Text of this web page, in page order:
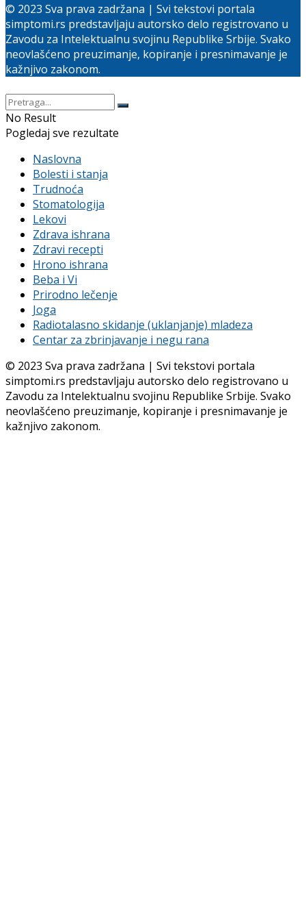
© 2023 Sva prava zadržana | Svi tekstovi portala
simptomi.rs predstavljaju autorsko delo registrovano u
Zavodu za Intelektualnu svojinu Republike Srbije. Svako
neovlašćeno preuzimanje, kopiranje i presnimavanje je
kažnjivo zakonom.
No Result
Pogledaj sve rezultate
Naslovna
Bolesti i stanja
Trudnoća
Stomatologija
Lekovi
Zdrava ishrana
Zdravi recepti
Hrono ishrana
Beba i Vi
Prirodno lečenje
Joga
Radiotalasno skidanje (uklanjanje) mladeza
Centar za zbrinjavanje i negu rana
© 2023 Sva prava zadržana | Svi tekstovi portala
simptomi.rs predstavljaju autorsko delo registrovano u
Zavodu za Intelektualnu svojinu Republike Srbije. Svako
neovlašćeno preuzimanje, kopiranje i presnimavanje je
kažnjivo zakonom.